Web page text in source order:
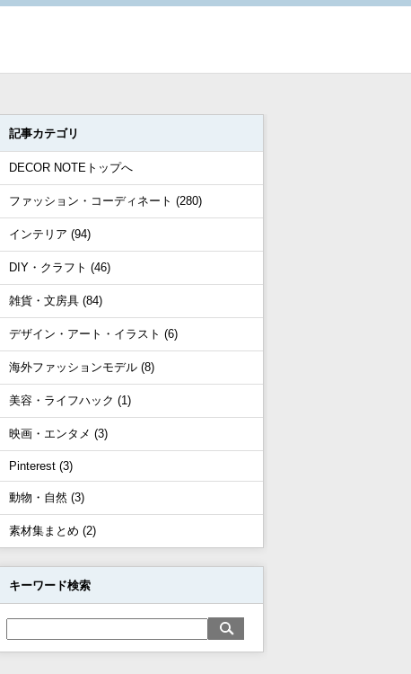
記事カテゴリ
DECOR NOTEトップへ
ファッション・コーディネート (280)
インテリア (94)
DIY・クラフト (46)
雑貨・文房具 (84)
デザイン・アート・イラスト (6)
海外ファッションモデル (8)
美容・ライフハック (1)
映画・エンタメ (3)
Pinterest (3)
動物・自然 (3)
素材集まとめ (2)
キーワード検索